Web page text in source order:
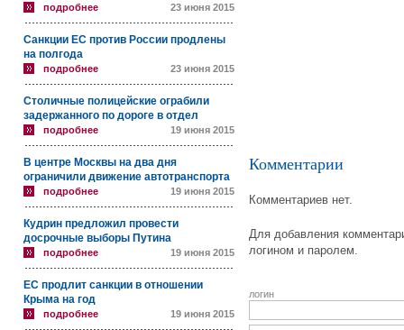
подробнее 23 июня 2015
Санкции ЕС против России продлены
на полгода
подробнее 23 июня 2015
Столичные полицейские ограбили
задержанного по дороге в отдел
подробнее 19 июня 2015
В центре Москвы на два дня
ограничили движение автотранспорта
подробнее 19 июня 2015
Кудрин предложил провести
досрочные выборы Путина
подробнее 19 июня 2015
ЕС продлит санкции в отношении
Крыма на год
подробнее 19 июня 2015
Комментарии
Комментариев нет.
Для добавления
логином и паролем.
логин